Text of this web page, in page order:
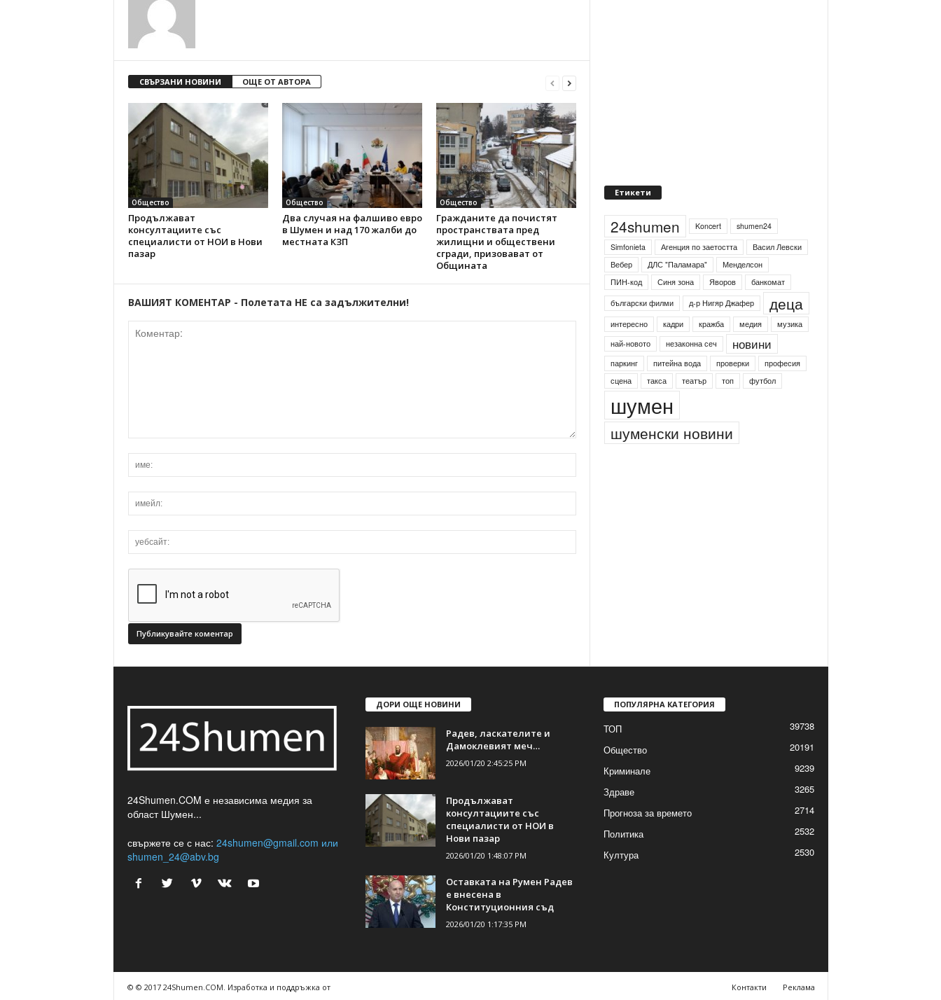
СВЪРЗАНИ НОВИНИ ОЩЕ ОТ АВТОРА
Общество
Продължават
консултациите със
специалисти от НОИ в Нови
пазар
Общество
Два случая на фалшиво евро
в Шумен и над 170 жалби до
местната КЗП
Общество
Гражданите да почистят
пространствата пред
жилищни и обществени
сгради, призовават от
Общината
ВАШИЯТ КОМЕНТАР - Полетата НЕ са задължителни!
Етикети
24shumen Koncert
shumen24
Simfonieta
Агенция по заетостта
Васил Левски
Вебер
ДЛС "Паламара"
Менделсон
ПИН-код
Синя зона Яворов
банкомат
български филми
д-р Нигяр Джафер деца
интересно кадри кражба медия
музика
най-новото
незаконна сеч новини
паркинг питейна вода проверки
професия
сцена
такса театър топ футбол
шумен
шуменски новини
24Shumen.COM е независима медия за
област Шумен...
свържете се с нас: 24shumen@gmail.com или
shumen_24@abv.bg
ДОРИ ОЩЕ НОВИНИ
Радев, ласкателите и
Дамоклевият меч…
2026/01/20 2:45:25 PM
Продължават
консултациите със
специалисти от НОИ в
Нови пазар
2026/01/20 1:48:07 PM
Оставката на Румен Радев
е внесена в
Конституционния съд
2026/01/20 1:17:35 PM
ПОПУЛЯРНА КАТЕГОРИЯ
ТОП
39738
Общество
20191
Криминале
9239
Здраве
3265
Прогноза за времето
2714
Политика
2532
Култура
2530
Контакти Реклама
© © 2017 24Shumen.COM. Изработка и поддръжка от